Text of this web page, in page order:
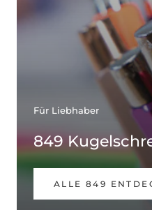
Für Liebhaber
849
ALLE 849